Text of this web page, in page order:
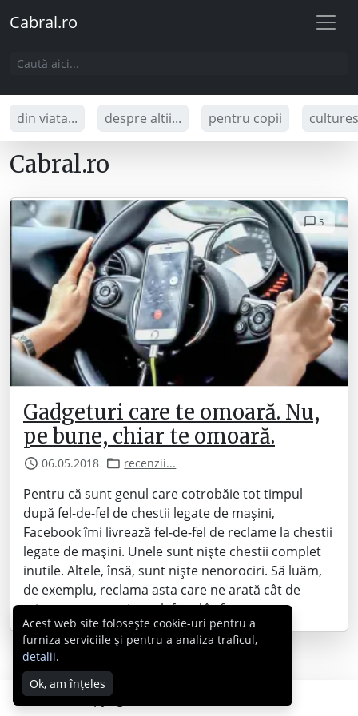
Cabral.ro
din viata... despre altii... pentru copii
Cabral.ro
5
Gadgeturi care te omoară. Nu,
pe bune, chiar te omoară.
06.05.2018 recenzii...
Pentru că sunt genul care cotrobăie tot timpul
după fel-de-fel de chestii legate de mașini,
Facebook îmi livrează fel-de-fel de reclame la chestii
legate de mașini. Unele sunt niște chestii complet
inutile. Altele, însă, sunt niște nenorociri. Să luăm,
de exemplu, reclama asta care ne arată cât de
mișto ne putem ține telefonul în fața…
Copyright © 2007 - 2026 Cabral.ro
Acest web site folosește cookie-uri pentru a
furniza serviciile și pentru a analiza traficul,
detalii.
Ok, am înțeles